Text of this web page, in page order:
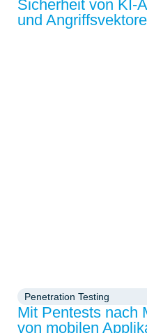
Sicherheit von KI-
und
Penetration Testing
Mit Pentests nach
von mobilen